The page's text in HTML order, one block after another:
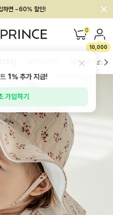
하면 ~60% 할인!
원 혜택 0
10,000
하의/레깅스
1%추가 지급!
가입하기